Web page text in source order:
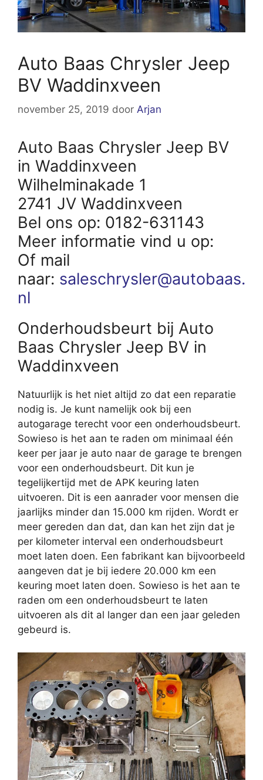
Auto Baas Chrysler Jeep
BV Waddinxveen
november 25, 2019 door Arjan
Auto Baas Chrysler Jeep BV
in Waddinxveen
Wilhelminakade 1
2741 JV Waddinxveen
Bel ons op: 0182-631143
Meer informatie vind u op:
Of mail
naar: saleschrysler@autobaas.
nl
Onderhoudsbeurt bij Auto
Baas Chrysler Jeep BV in
Waddinxveen
Natuurlijk is het niet altijd zo dat een reparatie
nodig is. Je kunt namelijk ook bij een
autogarage terecht voor een onderhoudsbeurt.
Sowieso is het aan te raden om minimaal één
keer per jaar je auto naar de garage te brengen
voor een onderhoudsbeurt. Dit kun je
tegelijkertijd met de APK keuring laten
uitvoeren. Dit is een aanrader voor mensen die
jaarlijks minder dan 15.000 km rijden. Wordt er
meer gereden dan dat, dan kan het zijn dat je
per kilometer interval een onderhoudsbeurt
moet laten doen. Een fabrikant kan bijvoorbeeld
aangeven dat je bij iedere 20.000 km een
keuring moet laten doen. Sowieso is het aan te
raden om een onderhoudsbeurt te laten
uitvoeren als dit al langer dan een jaar geleden
gebeurd is.